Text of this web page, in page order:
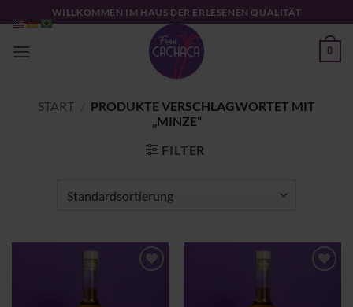
Inhalt
springen
WILLKOMMEN IM HAUS DER ERLESENEN QUALITÄT
0
START
PRODUKTE VERSCHLAGWORTET MIT
„MINZE“
FILTER